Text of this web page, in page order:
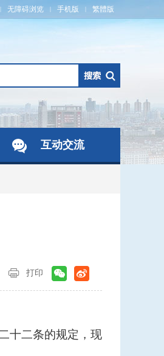
| 无障碍浏览 | 手机版 | 繁體版
互动交流
打印
十二条的规定，现